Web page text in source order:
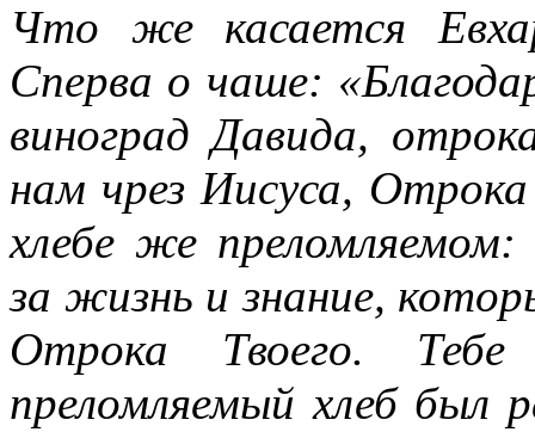
Что же касается
Сперва о чаше:
виноград Давида,
нам чрез Иисуса,
хлебе же
за жизнь и знание,
Отрока Твоего.
преломляемый хлеб был